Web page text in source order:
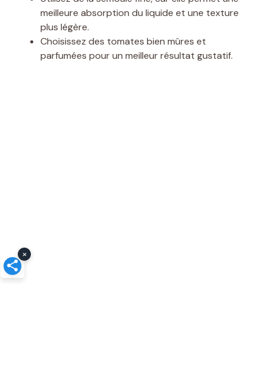
meilleure absorption du liquide et une texture
plus légère.
Choisissez des tomates bien mûres et
parfumées pour un meilleur résultat gustatif.
×